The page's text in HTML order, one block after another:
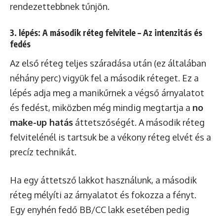
rendezettebbnek tűnjön.
3. lépés: A második réteg felvitele – Az intenzitás és
fedés
Az első réteg teljes száradása után (ez általában
néhány perc) vigyük fel a második réteget. Ez a
lépés adja meg a manikűrnek a végső árnyalatot
és fedést, miközben még mindig megtartja a no
make-up hatás áttetszőségét. A második réteg
felvitelénél is tartsuk be a vékony réteg elvét és a
precíz technikát.
Ha egy áttetsző lakkot használunk, a második
réteg mélyíti az árnyalatot és fokozza a fényt.
Egy enyhén fedő BB/CC lakk esetében pedig